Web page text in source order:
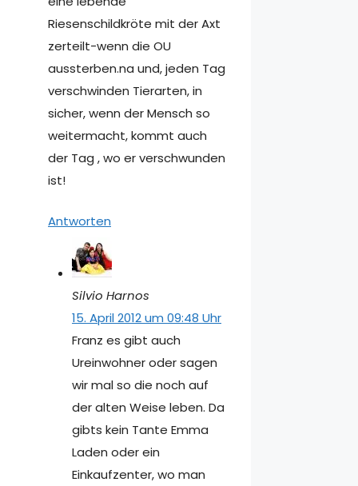
Riesenschildkröte mit der Axt
zerteilt-wenn die OU
aussterben.na und, jeden Tag
verschwinden Tierarten, in
sicher, wenn der Mensch so
weitermacht, kommt auch
der Tag , wo er verschwunden
ist!
Antworten
Silvio Harnos
15. April 2012 um 09:48 Uhr
Franz es gibt auch
Ureinwohner oder sagen
wir mal so die noch auf
der alten Weise leben. Da
gibts kein Tante Emma
Laden oder ein
Einkaufzenter, wo man